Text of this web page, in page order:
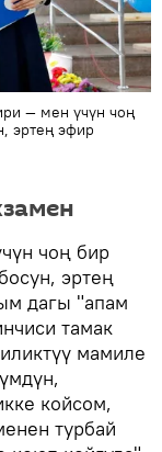
— мен үчүн чоң
эртең эфир
чоң бир
эртең
дагы "апам
тамак
мамиле
койсом,
турбай